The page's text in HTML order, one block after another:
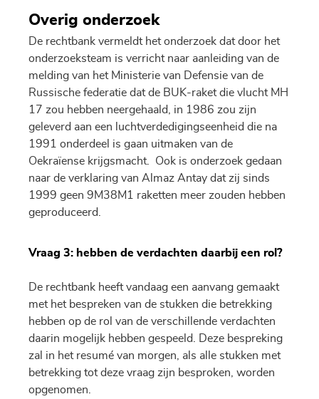
Overig onderzoek
De rechtbank vermeldt het onderzoek dat door het
onderzoeksteam is verricht naar aanleiding van de
melding van het Ministerie van Defensie van de
Russische federatie dat de BUK-raket die vlucht MH
17 zou hebben neergehaald, in 1986 zou zijn
geleverd aan een luchtverdedigingseenheid die na
1991 onderdeel is gaan uitmaken van de
Oekraïense krijgsmacht. Ook is onderzoek gedaan
naar de verklaring van Almaz Antay dat zij sinds
1999 geen 9M38M1 raketten meer zouden hebben
geproduceerd.
Vraag 3: hebben de verdachten daarbij een rol?
De rechtbank heeft vandaag een aanvang gemaakt
met het bespreken van de stukken die betrekking
hebben op de rol van de verschillende verdachten
daarin mogelijk hebben gespeeld. Deze bespreking
zal in het resumé van morgen, als alle stukken met
betrekking tot deze vraag zijn besproken, worden
opgenomen.